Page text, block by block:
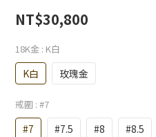
NT$30,800
18K金 : K白
K白 玫瑰金
戒圍 : #7
#7 #7.5 #8 #8.5